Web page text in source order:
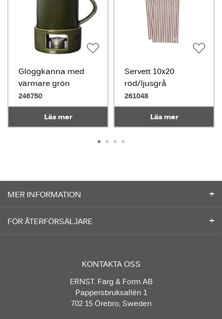
Glöggkanna med
värmare grön
glaserad
246750
Läs mer
Servett 10x20
röd/ljusgrå
261048
Läs mer
MER INFORMATION
FÖR ÅTERFÖRSÄLJARE
KONTAKTA OSS
ERNST. Färg & Form AB
Pappersbruksallén 1
702 15 Örebro, Sweden